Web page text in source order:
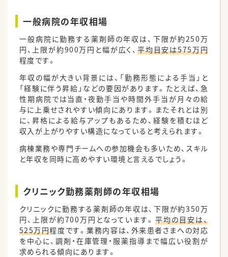
一般病院の年収相場
一般病院に勤務する薬剤師の年収は、下限が約250万
円、上限が約900万円と幅が広く、平均目安は575万円
程度です。
年収の幅が大きい背景には、「勤務形態による手当」と
「経験に伴う昇給」などの要因があります。たとえば、急
性期病院では当直・夜勤手当や時間外手当が月々の給
与に上乗せされやすい傾向にあります。またそれとは別
に、昇格による給与アップもあるため、経験を積むほど
収入が上がりやすい構造になっていると考えられます。
病棟業務や専門チームへの参加機会も多いため、スキル
と年収を同時に高めやすい環境と言えるでしょう。
クリニック勤務薬剤師の年収相場
クリニックに勤務する薬剤師の年収は、下限が約350万
円、上限が約700万円となっています。 平均の目安は、
525万円程度です。業務内容は、外来患者さまへの対応
を中心に、調剤・在庫管理・服薬指導まで幅広い役割が
求められる傾向にあります。